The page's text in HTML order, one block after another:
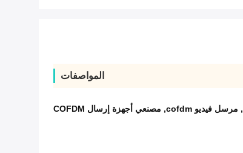
المواصفات
, مرسل فيديو cofdm , مصنعي أجهزة إرسال COFDM